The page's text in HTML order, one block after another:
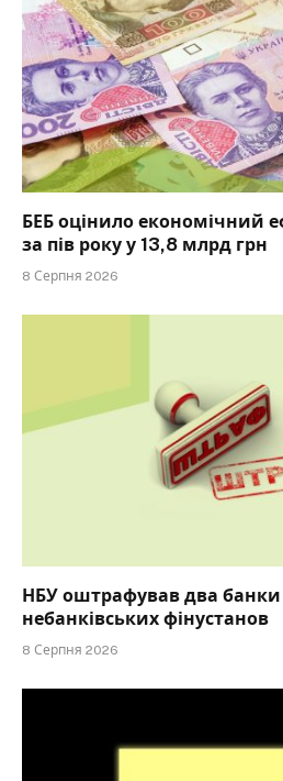
БЕБ оцінило економічний
за пів року у 13,8 млрд грн
8 Серпня 2026
НБУ оштрафував два банки
небанківських фінустанов
8 Серпня 2026